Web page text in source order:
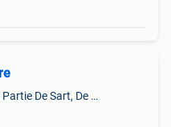
Spa + Partie De Sart, De Theux